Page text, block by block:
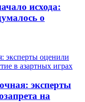
исхода:
о
эксперты
на